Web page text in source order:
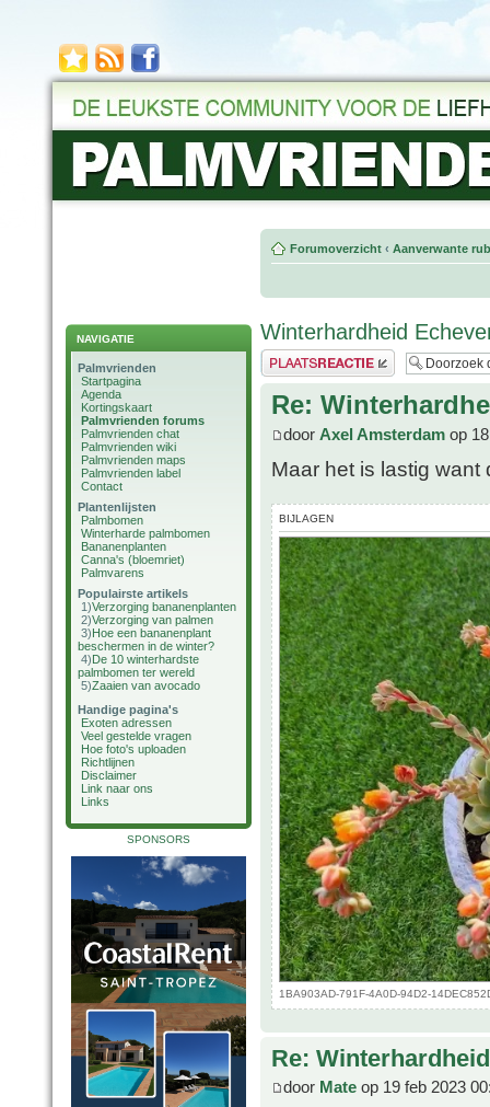
NAVIGATIE
Palmvrienden
Startpagina
Agenda
Kortingskaart
Palmvrienden forums
Palmvrienden chat
Palmvrienden wiki
Palmvrienden maps
Palmvrienden label
Contact
Plantenlijsten
Palmbomen
Winterharde palmbomen
Bananenplanten
Canna's (bloemriet)
Palmvarens
Populairste artikels
1)Verzorging bananenplanten
2)Verzorging van palmen
3)Hoe een bananenplant
beschermen in de winter?
4)De 10 winterhardste
palmbomen ter wereld
5)Zaaien van avocado
Handige pagina's
Exoten adressen
Veel gestelde vragen
Hoe foto's uploaden
Richtlijnen
Disclaimer
Link naar ons
Links
SPONSORS
Forumoverzicht ‹ Aanverwante
Winterhardheid
Plaats een reactie
Re:
door Axel Amsterdam op
Maar het is lastig want
BIJLAGEN
1BA903AD-791F-4A0D-94D2-
Re:
door Mate op 19 feb 2023